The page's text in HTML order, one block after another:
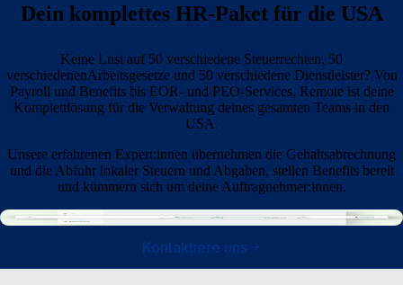
Dein komplettes HR-Paket für die USA
Keine Lust auf 50 verschiedene Steuerrechten, 50
verschiedenenArbeitsgesetze und 50 verschiedene Dienstleister? Von
Payroll und Benefits bis EOR- und PEO-Services, Remote ist deine
Komplettlösung für die Verwaltung deines gesamten Teams in den
USA.
Unsere erfahrenen Expert:innen übernehmen die Gehaltsabrechnung
und die Abfuhr lokaler Steuern und Abgaben, stellen Benefits bereit
und kümmern sich um deine Auftragnehmer:innen.
Kontaktiere uns